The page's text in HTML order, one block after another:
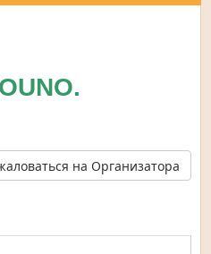
на Организатора